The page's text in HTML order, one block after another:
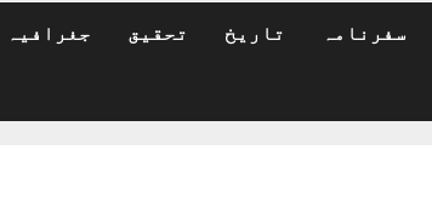
سفرنامہ تاریخ تحقیق جغرافیہ